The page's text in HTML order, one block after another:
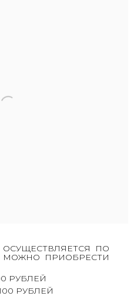
ПО
МОЖНО ПРИОБРЕСТИ
РУБЛЕЙ
РУБЛЕЙ